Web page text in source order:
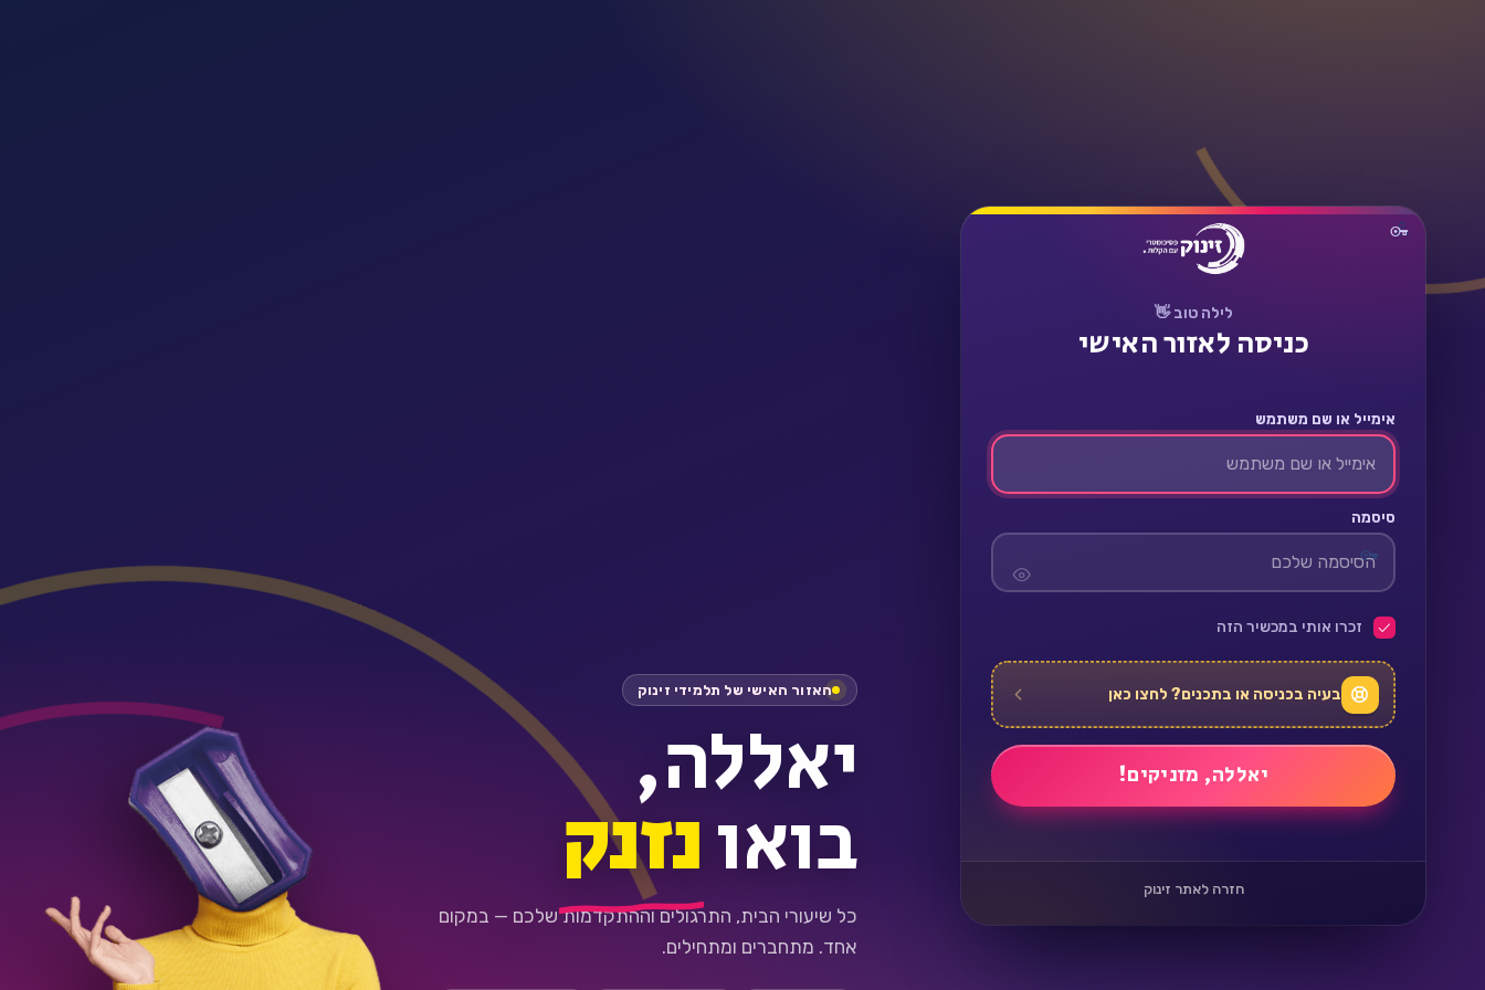
לילה טוב 👋
כניסה לאזור האישי
אימייל או שם משתמש
סיסמה
זכרו אותי במכשיר הזה
בעיה בכניסה או בתכנים? לחצו כאן
חזרה לאתר זינוק
האזור האישי של תלמידי זינוק
יאללה,
בואונזנק
כל שיעורי הבית, התרגולים וההתקדמות שלכם — במקום
אחד. מתחברים ומתחילים.